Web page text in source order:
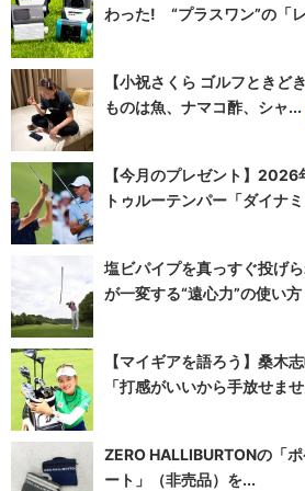
わった! “プラスワン”の「
【小祝さくら ゴルフとき
ものは魚、ナマコ酢、シャ...
【今月のプレゼント】2026
トゥルーテンパー「ダイナ
塩ビパイプを真っすぐ投げ
が一変する“遠心力”の使い方
【マイギアを語ろう】桑
「打感がいいから手放せませ
ZERO HALLIBURTONの「
ート」（非売品）を...